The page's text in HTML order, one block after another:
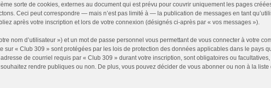
sorte de cookies, externes au document qui est prévu pour couvrir uniquement les pages
Ceci peut correspondre — mais n’est pas limité à — la publication de messages en tant
après votre inscription et lors de votre connexion (désignés ci-après par « vos messages »).
nom d’utilisateur ») et un mot de passe personnel vous permettant de vous connecter à votre
« Club 309 » sont protégées par les lois de protection des données applicables dans le pays
de courriel requis par « Club 309 » durant votre inscription, sont obligatoires ou
rendre publiques ou non. De plus, vous pouvez décider de vous abonner ou non à la